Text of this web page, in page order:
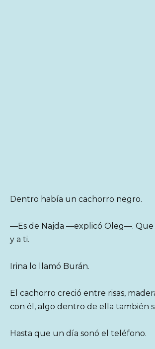
Dentro había un cachorro negro.
—Es de Najda —explicó Oleg—. Que
y a ti.
Irina lo llamó Burán.
El cachorro creció entre risas,
con él, algo dentro de ella también
Hasta que un día sonó el teléfono.